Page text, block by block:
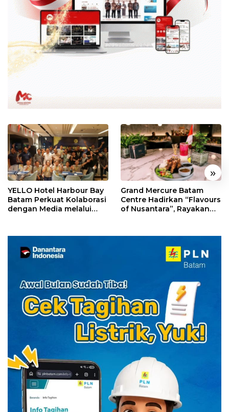
« »
YELLO Hotel Harbour Bay
Batam Perkuat Kolaborasi
dengan Media melalui
Grand Mercure Batam
Centre Hadirkan “Flavours
of Nusantara”, Rayakan